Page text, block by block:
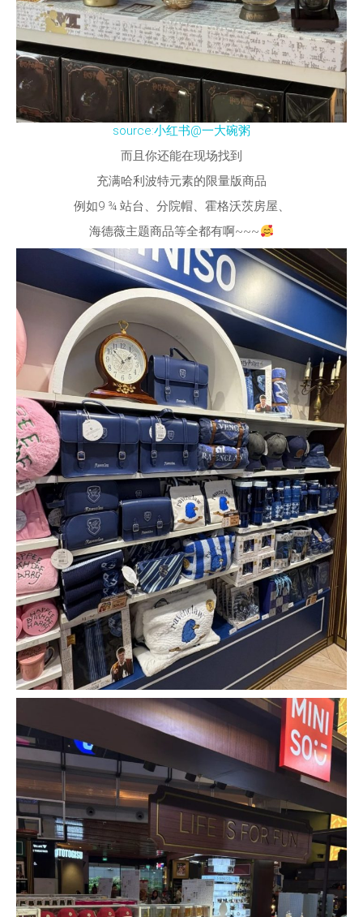
source:小红书@一大碗粥
而且你还能在现场找到
充满哈利波特元素的限量版商品
例如9 ¾ 站台、分院帽、霍格沃茨房屋、
海德薇主题商品等全都有啊~~~